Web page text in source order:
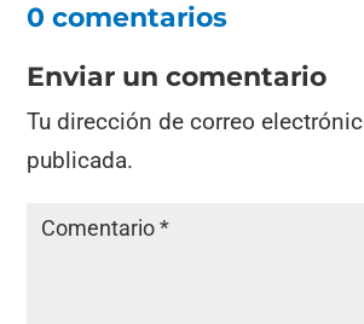
0 comentarios
Enviar un comentario
Tu dirección de correo
publicada.